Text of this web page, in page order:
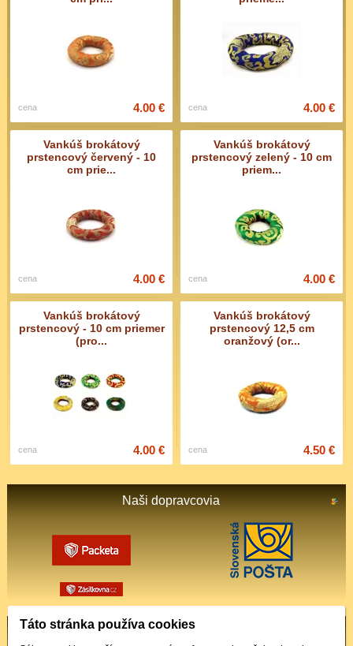
Naši dopravcovia
Podporované platby
cena 4.00 € cena 4.00 €
Vankúš brokátový
prstencový červený - 10
cm prie...
cena 4.00 €
Vankúš brokátový
prstencový zelený - 10 cm
priem...
cena 4.00 €
Vankúš brokátový
prstencový - 10 cm priemer
(pro...
cena 4.00 €
Vankúš brokátový
prstencový 12,5 cm
oranžový (or...
cena 4.50 €
Táto stránka používa cookies